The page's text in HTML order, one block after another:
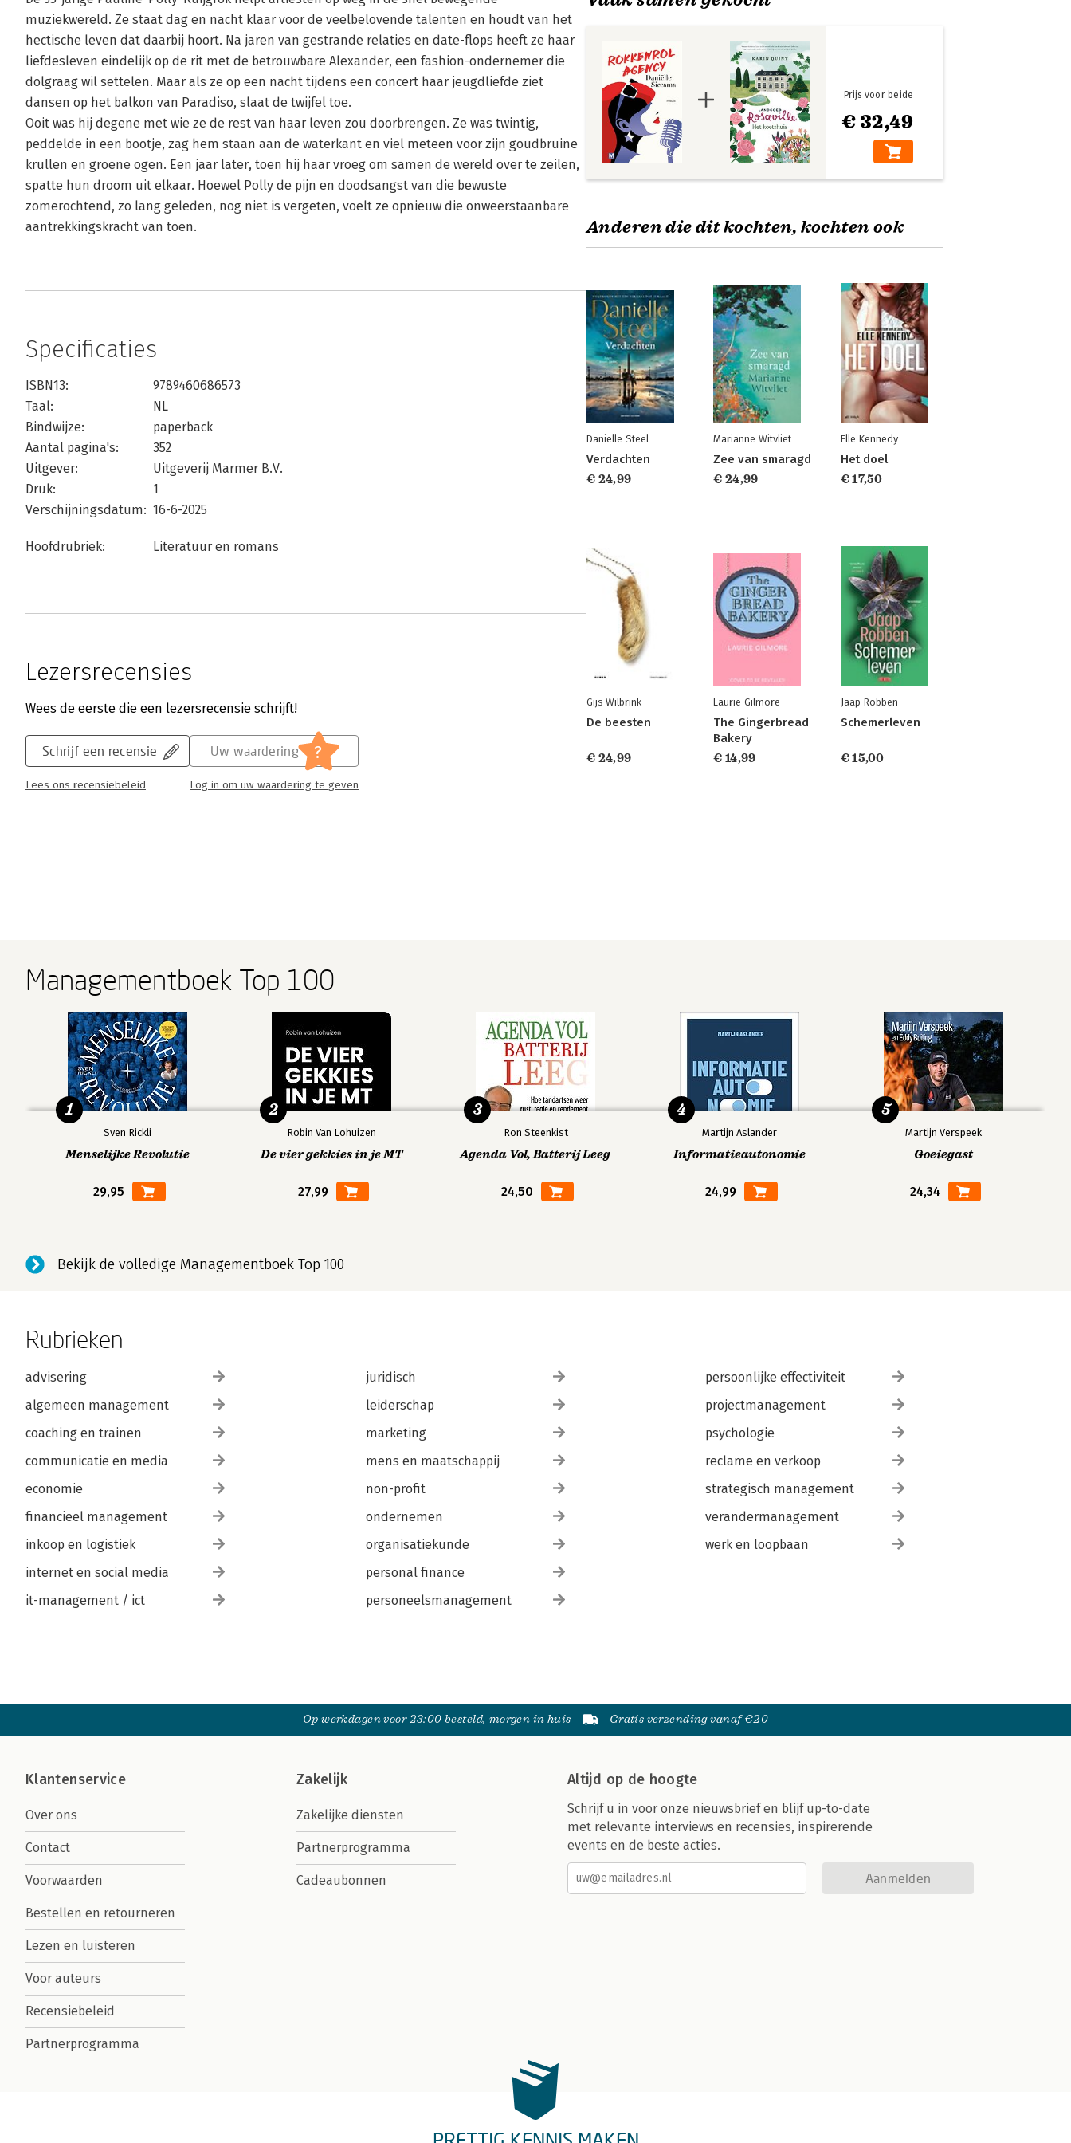
muziekwereld. Ze staat dag en nacht klaar voor de veelbelovende talenten en houdt van het
hectische leven dat daarbij hoort. Na jaren van gestrande relaties en date-flops heeft ze haar
liefdesleven eindelijk op de rit met de betrouwbare Alexander, een fashion-ondernemer die
dolgraag wil settelen. Maar als ze op een nacht tijdens een concert haar jeugdliefde ziet
dansen op het balkon van Paradiso, slaat de twijfel toe.
Ooit was hij degene met wie ze de rest van haar leven zou doorbrengen. Ze was twintig,
peddelde in een bootje, zag hem staan aan de waterkant en viel meteen voor zijn goudbruine
krullen en groene ogen. Een jaar later, toen hij haar vroeg om samen de wereld over te zeilen,
spatte hun droom uit elkaar. Hoewel Polly de pijn en doodsangst van die bewuste
zomerochtend, zo lang geleden, nog niet is vergeten, voelt ze opnieuw die onweerstaanbare
aantrekkingskracht van toen.
Specificaties
ISBN13:
9789460686573
Taal:
NL
Bindwijze:
paperback
Aantal pagina's:
352
Uitgever:
Uitgeverij Marmer B.V.
Druk:
1
Verschijningsdatum: 16-6-2025
Hoofdrubriek: Literatuur en romans
Lezersrecensies
Wees de eerste die een lezersrecensie schrijft!
Schrijf een recensie
Lees ons recensiebeleid
Uw waardering ?
Log in om uw waardering te geven
€ 32,49
Prijs voor beide
Anderen die dit kochten, kochten ook
Danielle Steel
Verdachten
€ 24,99
Marianne Witvliet
Zee van smaragd
€ 24,99
Elle Kennedy
Het doel
€ 17,50
Gijs Wilbrink
De beesten
€ 24,99
Laurie Gilmore
The Gingerbread
Bakery
€ 14,99
Jaap Robben
Schemerleven
€ 15,00
Managementboek Top 100
Sven Rickli
Menselijke Revolutie
29,95
1
Robin Van Lohuizen
De vier gekkies in je MT
27,99
2
Ron Steenkist
Agenda Vol, Batterij Leeg
24,50
3
Martijn Aslander
Informatieautonomie
24,99
4
Martijn Verspeek
Goeiegast
24,34
5
Bekijk de volledige Managementboek Top 100
Rubrieken
advisering
algemeen management
coaching en trainen
communicatie en media
economie
financieel management
inkoop en logistiek
internet en social media
it-management / ict
juridisch
leiderschap
marketing
mens en maatschappij
non-profit
ondernemen
organisatiekunde
personal finance
personeelsmanagement
persoonlijke effectiviteit
projectmanagement
psychologie
reclame en verkoop
strategisch management
verandermanagement
werk en loopbaan
Op werkdagen voor 23:00 besteld, morgen in huis Gratis verzending vanaf €20
Klantenservice
Over ons
Contact
Voorwaarden
Bestellen en retourneren
Lezen en luisteren
Voor auteurs
Recensiebeleid
Partnerprogramma
Zakelijk
Zakelijke diensten
Partnerprogramma
Cadeaubonnen
Altijd op de hoogte
Schrijf u in voor onze nieuwsbrief en blijf up-to-date
met relevante interviews en recensies, inspirerende
events en de beste acties.
Aanmelden